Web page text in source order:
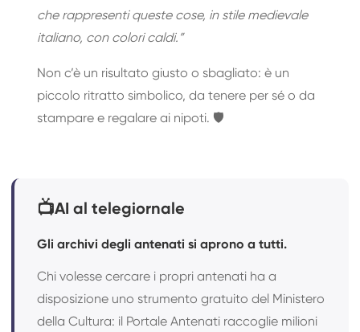
che rappresenti queste cose, in stile medievale
italiano, con colori caldi.”
Non c’è un risultato giusto o sbagliato: è un
piccolo ritratto simbolico, da tenere per sé o da
stampare e regalare ai nipoti. 🛡️
📺AI al telegiornale
Gli archivi degli antenati si aprono a tutti.
Chi volesse cercare i propri antenati ha a
disposizione uno strumento gratuito del Ministero
della Cultura: il Portale Antenati raccoglie milioni